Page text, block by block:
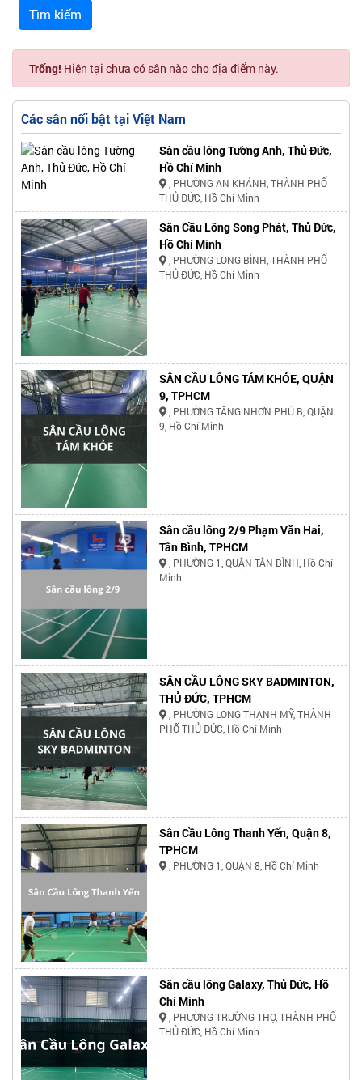
Tìm kiếm
Trống! Hiện tại chưa có sân nào cho địa điểm này.
Các sân nổi bật tại Việt Nam
Sân cầu lông Tường Anh, Thủ Đức,
Hồ Chí Minh
, PHƯỜNG AN KHÁNH, THÀNH PHỐ
THỦ ĐỨC, Hồ Chí Minh
Sân Cầu Lông Song Phát, Thủ Đức,
Hồ Chí Minh
, PHƯỜNG LONG BÌNH, THÀNH PHỐ
THỦ ĐỨC, Hồ Chí Minh
SÂN CẦU LÔNG TÁM KHỎE, QUẬN
9, TPHCM
, PHƯỜNG TĂNG NHƠN PHÚ B, QUẬN
9, Hồ Chí Minh
Sân cầu lông 2/9 Phạm Văn Hai,
Tân Bình, TPHCM
, PHƯỜNG 1, QUẬN TÂN BÌNH, Hồ Chí
Minh
SÂN CẦU LÔNG SKY BADMINTON,
THỦ ĐỨC, TPHCM
, PHƯỜNG LONG THẠNH MỸ, THÀNH
PHỐ THỦ ĐỨC, Hồ Chí Minh
Sân Cầu Lông Thanh Yến, Quận 8,
TPHCM
, PHƯỜNG 1, QUẬN 8, Hồ Chí Minh
Sân cầu lông Galaxy, Thủ Đức, Hồ
Chí Minh
, PHƯỜNG TRƯỜNG THỌ, THÀNH PHỐ
THỦ ĐỨC, Hồ Chí Minh